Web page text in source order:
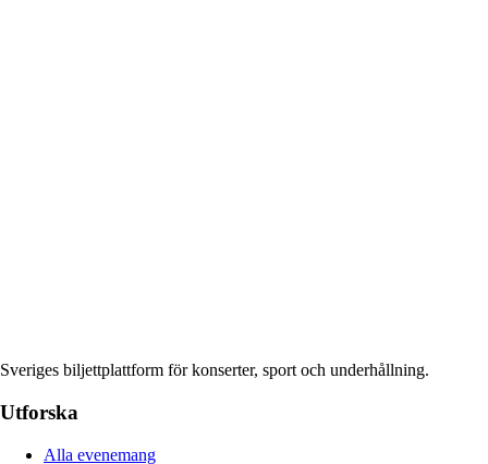
Sveriges biljettplattform för konserter, sport och underhållning.
Utforska
Alla evenemang